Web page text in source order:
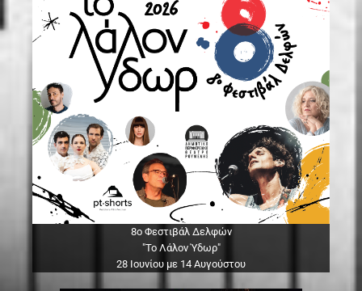
8ο Φεστιβάλ Δελφών
"Το Λάλον Ύδωρ"
28 Ιουνίου με 14 Αυγούστου